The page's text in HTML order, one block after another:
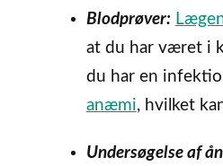
Blodprøver:
at du har været i
du har en
anæmi, hvilket
Undersøgelse af